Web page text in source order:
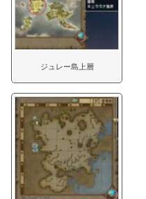
ジュレー島上層